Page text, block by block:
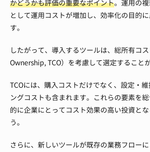
かどうかも評価の重要なポイント。運用の
として運用コストが増加し、効率化の目的
す。
したがって、導入するツールは、総所有コ
Ownership, TCO）を考慮して選定すること
TCOには、購入コストだけでなく、設定・
ングコストも含まれます。これらの要素を
的に企業にとってコスト効果の高い投資と
う。
さらに、新しいツールが既存の業務フロー